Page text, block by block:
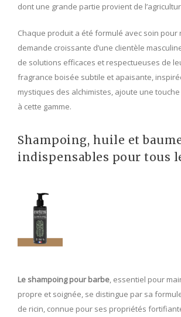
dont une grande partie provient de
Chaque produit a été formulé avec soin pour
demande croissante d’une clientèle
de solutions efficaces et respectueuses de
fragrance boisée subtile et apaisante,
mystiques des alchimistes, ajoute une
à cette gamme.
Shampoing, huile et
indispensables pour tous
Le shampoing pour barbe, essentiel pour
propre et soignée, se distingue par sa
de ricin, connue pour ses propriétés